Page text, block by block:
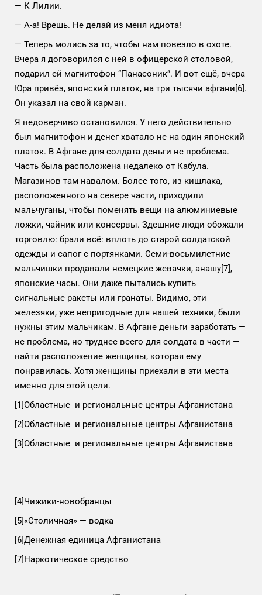
— К Лилии.
— А-а! Врешь. Не делай из меня идиота!
— Теперь молись за то, чтобы нам повезло в охоте.
Вчера я договорился с ней в офицерской столовой,
подарил ей магнитофон “Панасоник”. И вот ещё, вчера
Юра привёз, японский платок, на три тысячи афгани[6].
Он указал на свой карман.
Я недоверчиво остановился. У него действительно
был магнитофон и денег хватало не на один японский
платок. В Афгане для солдата деньги не проблема.
Часть была расположена недалеко от Кабула.
Магазинов там навалом. Более того, из кишлака,
расположенного на севере части, приходили
мальчуганы, чтобы поменять вещи на алюминиевые
ложки, чайник или консервы. Здешние люди обожали
торговлю: брали всё: вплоть до старой солдатской
одежды и сапог с портянками. Семи-восьмилетние
мальчишки продавали немецкие жевачки, анашу[7],
японские часы. Они даже пытались купить
сигнальные ракеты или гранаты. Видимо, эти
железяки, уже непригодные для нашей техники, были
нужны этим мальчикам. В Афгане деньги заработать —
не проблема, но труднее всего для солдата в части —
найти расположение женщины, которая ему
понравилась. Хотя женщины приехали в эти места
именно для этой цели.
[1]Областные и региональные центры Афганистана
[2]Областные и региональные центры Афганистана
[3]Областные и региональные центры Афганистана
[4]Чижики-новобранцы
[5]«Столичная» — водка
[6]Денежная единица Афганистана
[7]Наркотическое средство